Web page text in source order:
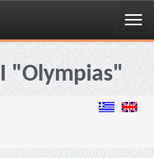
"Olympias"